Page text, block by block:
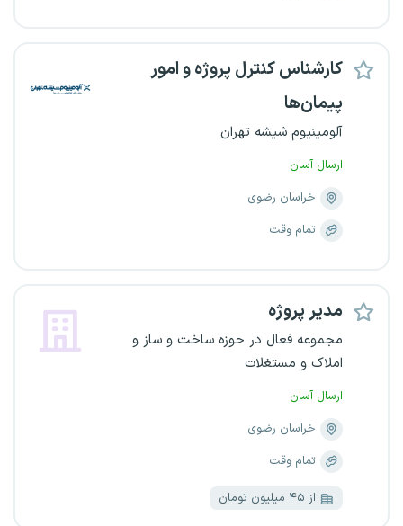
کارشناس کنترل پروژه و امور
پیمان‌ها
آلومینیوم شیشه تهران
ارسال آسان
خراسان رضوی
تمام وقت
مدیر پروژه
مجموعه فعال در حوزه ساخت و ساز و
املاک و مستغلات
ارسال آسان
خراسان رضوی
تمام وقت
از ۴۵ میلیون تومان